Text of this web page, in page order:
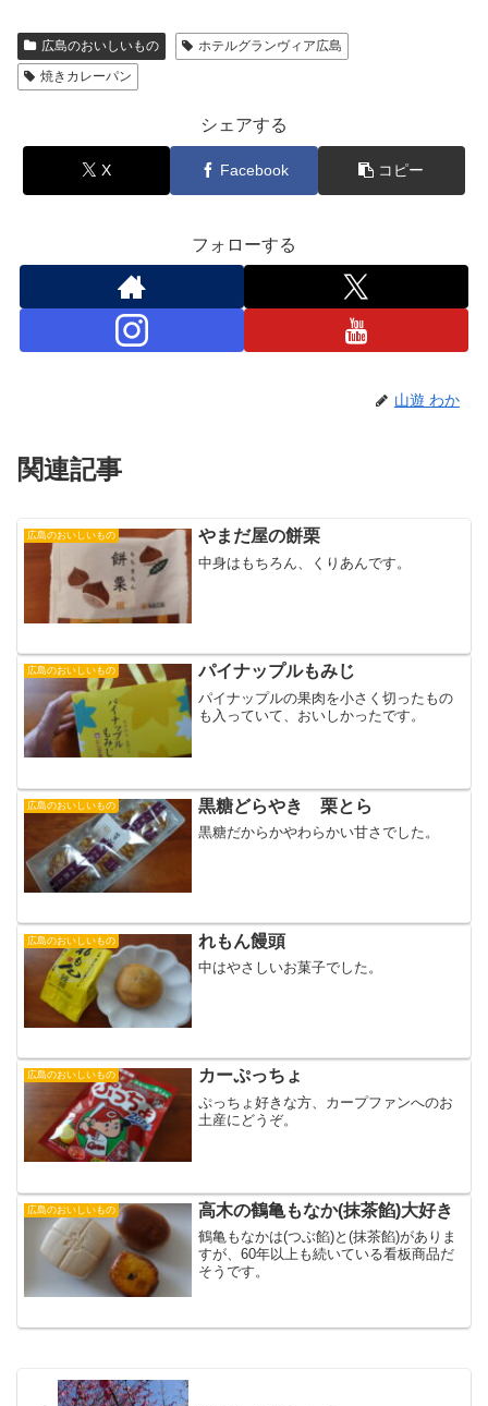
広島のおいしいもの
ホテルグランヴィア広島
焼きカレーパン
シェアする
X Facebook コピー
フォローする
山遊 わか
関連記事
広島のおいしいもの やまだ屋の餅栗
中身はもちろん、くりあんです。
広島のおいしいもの パイナップルもみじ
パイナップルの果肉を小さく切ったもの
も入っていて、おいしかったです。
広島のおいしいもの 黒糖どらやき 栗とら
黒糖だからかやわらかい甘さでした。
広島のおいしいもの れもん饅頭
中はやさしいお菓子でした。
広島のおいしいもの カーぷっちょ
ぷっちょ好きな方、カープファンへのお
土産にどうぞ。
広島のおいしいもの 高木の鶴亀もなか(抹茶餡)大好き
鶴亀もなかは(つぶ餡)と(抹茶餡)がありま
すが、60年以上も続いている看板商品だ
そうです。